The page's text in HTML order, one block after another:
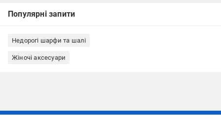
Популярні запити
Недорогі шарфи та шалі
Жіночі аксесуари